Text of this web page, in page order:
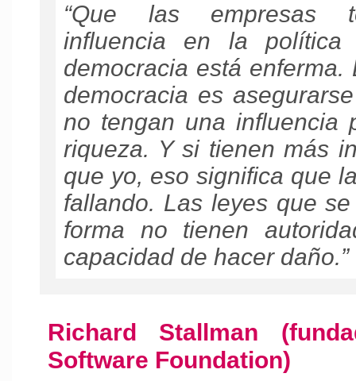
“Que las empresas
influencia en la
democracia está enferma.
democracia es
no tengan una influencia
riqueza. Y si tienen más
que yo, eso significa que
fallando. Las leyes que
forma no tienen
capacidad de hacer daño.”
Richard Stallman
Software Foundation)